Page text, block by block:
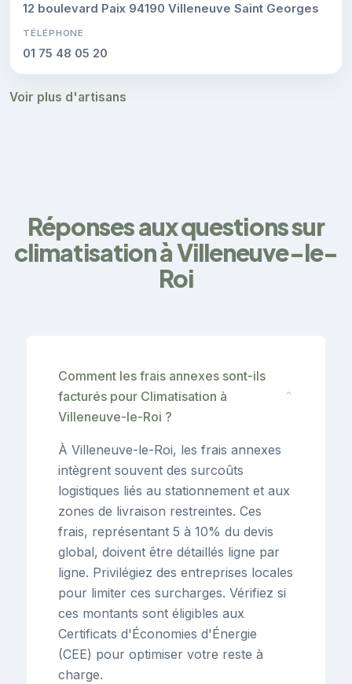
12 boulevard Paix 94190 Villeneuve Saint Georges
TÉLÉPHONE
01 75 48 05 20
Voir plus d'artisans
Réponses aux questions sur
climatisation à Villeneuve-le-
Roi
Comment les frais annexes sont-ils
facturés pour Climatisation à
Villeneuve-le-Roi ?
⌄
À Villeneuve-le-Roi, les frais annexes
intègrent souvent des surcoûts
logistiques liés au stationnement et aux
zones de livraison restreintes. Ces
frais, représentant 5 à 10% du devis
global, doivent être détaillés ligne par
ligne. Privilégiez des entreprises locales
pour limiter ces surcharges. Vérifiez si
ces montants sont éligibles aux
Certificats d'Économies d'Énergie
(CEE) pour optimiser votre reste à
charge.